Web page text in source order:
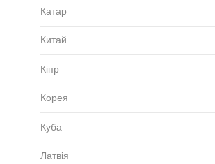
Катар
Китай
Кіпр
Корея
Куба
Латвія